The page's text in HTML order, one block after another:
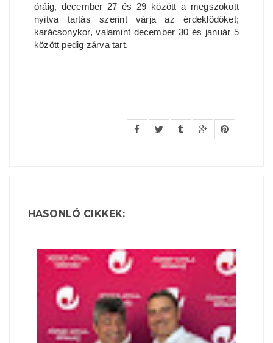
óráig, december 27 és 29 között a megszokott
nyitva tartás szerint várja az érdeklődőket;
karácsonykor, valamint december 30 és január 5
között pedig zárva tart.
HASONLÓ CIKKEK: